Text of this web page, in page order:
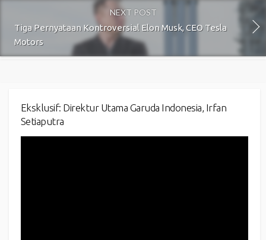
NEXT POST
Tiga Pernyataan Kontroversial Elon Musk, CEO Tesla
Motors
Eksklusif: Direktur Utama Garuda Indonesia, Irfan
Setiaputra